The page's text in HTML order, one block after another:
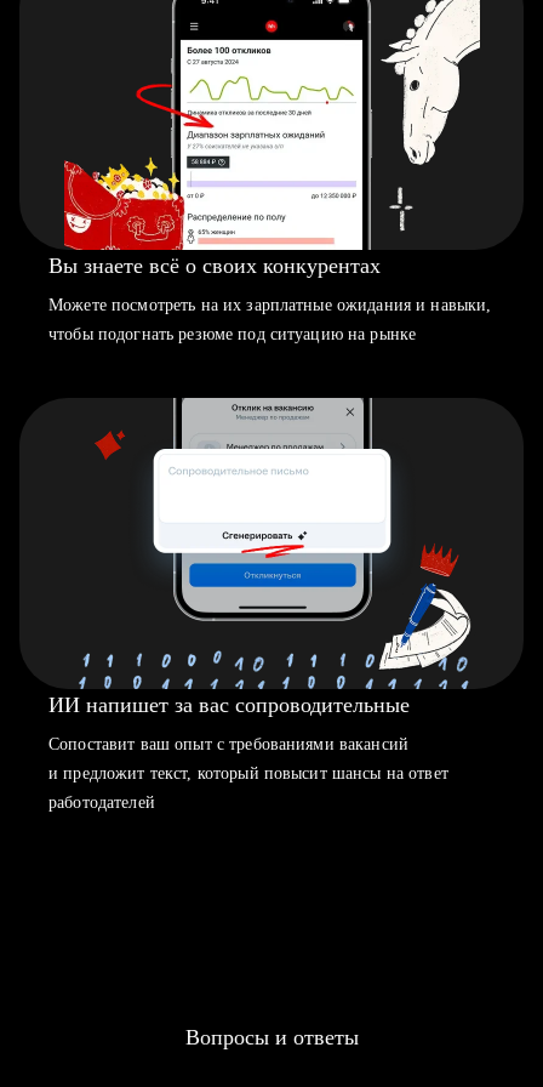
Вы знаете всё о своих конкурентах
Можете посмотреть на их зарплатные ожидания и навыки,
чтобы подогнать резюме под ситуацию на рынке
ИИ напишет за вас сопроводительные
Сопоставит ваш опыт с требованиями вакансий
и предложит текст, который повысит шансы на ответ
работодателей
Вопросы и ответы